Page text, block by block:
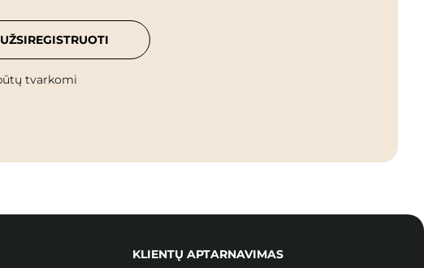
tvarkomi
UŽSIREGISTRUOTI
KLIENTŲ APTARNAVIMAS